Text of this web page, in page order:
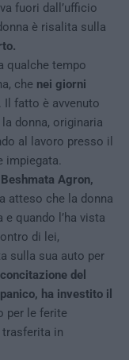
fuori dall’ufficio
è risalita sulla
qualche tempo
che nei giorni
. Il fatto è avvenuto
donna, originaria
al lavoro presso il
impiegata.
Beshmata Agron,
atteso che la donna
quando l’ha vista
di lei,
sulla sua auto per
del
ha investito il
per le ferite
in